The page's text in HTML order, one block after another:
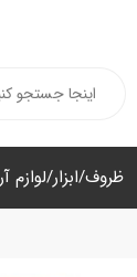
ظروف/ابزار/لوازم